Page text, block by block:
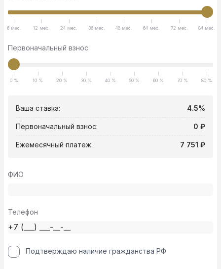
6 мес. 12 мес. 24 мес. 36 мес. 48 мес. 64 мес. 72 мес. 84 мес.
Первоначальный взнос:
0 % 10 % 20 % 30 % 40 % 50 % 60 % 70 % 80 %
Ваша ставка: 4.5%
Первоначальный взнос: 0 ₽
Ежемесячный платеж: 7 751 ₽
ФИО
Телефон
Подтверждаю наличие гражданства РФ